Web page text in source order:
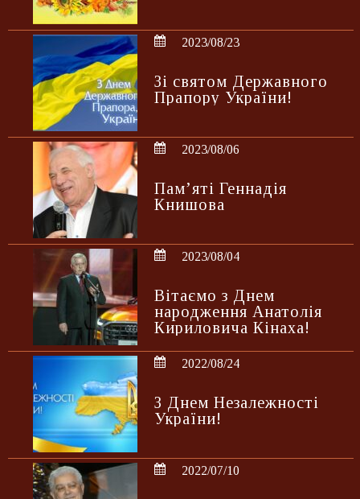
2023/08/23
Зі святом Державного
Прапору України!
2023/08/06
Пам’яті Геннадія
Книшова
2023/08/04
Вітаємо з Днем
народження Анатолія
Кириловича Кінаха!
2022/08/24
З Днем Незалежності
України!
2022/07/10